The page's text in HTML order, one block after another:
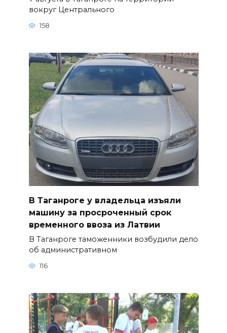
вокруг Центрального
158
В Таганроге у владельца изъяли
машину за просроченный срок
временного ввоза из Латвии
В Таганроге таможенники возбудили дело
об административном
116